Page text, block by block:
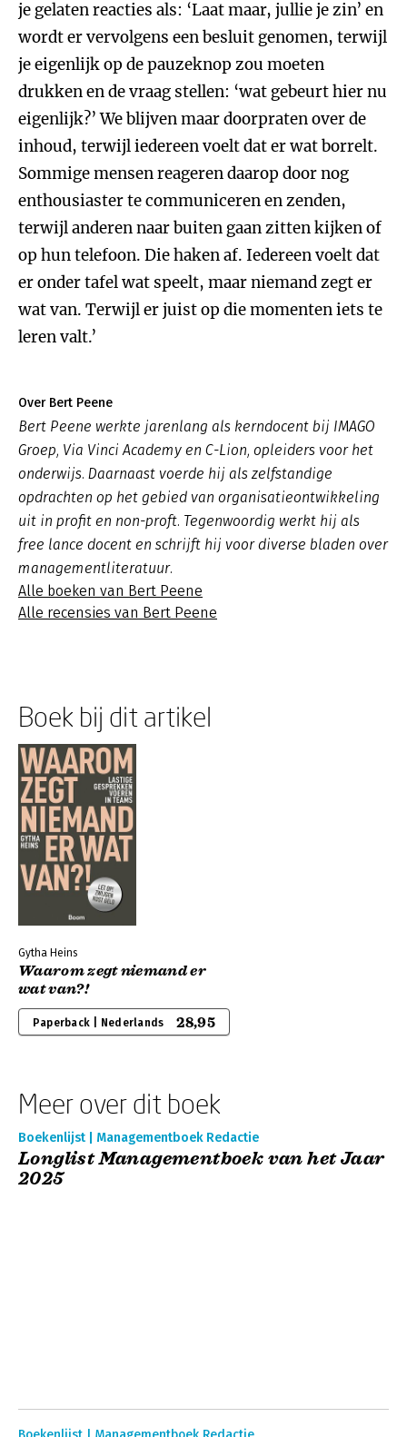
je gelaten reacties als: ‘Laat maar, jullie je zin’ en
wordt er vervolgens een besluit genomen, terwijl
je eigenlijk op de pauzeknop zou moeten
drukken en de vraag stellen: ‘wat gebeurt hier nu
eigenlijk?’ We blijven maar doorpraten over de
inhoud, terwijl iedereen voelt dat er wat borrelt.
Sommige mensen reageren daarop door nog
enthousiaster te communiceren en zenden,
terwijl anderen naar buiten gaan zitten kijken of
op hun telefoon. Die haken af. Iedereen voelt dat
er onder tafel wat speelt, maar niemand zegt er
wat van. Terwijl er juist op die momenten iets te
leren valt.’
Over Bert Peene
Bert Peene werkte jarenlang als kerndocent bij IMAGO
Groep, Via Vinci Academy en C-Lion, opleiders voor het
onderwijs. Daarnaast voerde hij als zelfstandige
opdrachten op het gebied van organisatieontwikkeling
uit in profit en non-proft. Tegenwoordig werkt hij als
free lance docent en schrijft hij voor diverse bladen over
managementliteratuur.
Alle boeken van Bert Peene
Alle recensies van Bert Peene
Boek bij dit artikel
Gytha Heins
Waarom zegt niemand er
wat van?!
Paperback | Nederlands 28,95
Meer over dit boek
Boekenlijst | Managementboek Redactie
Longlist Managementboek van het Jaar
2025